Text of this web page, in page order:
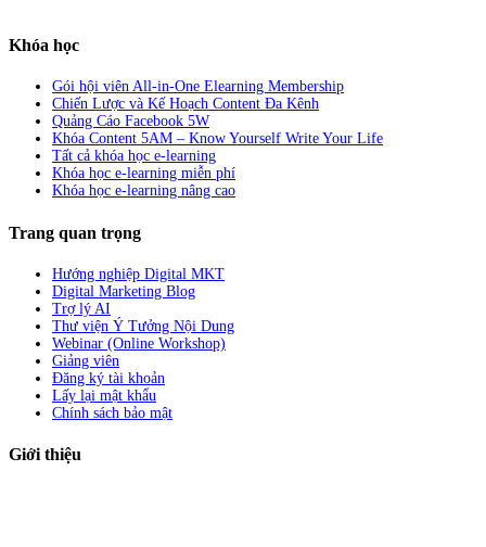
Khóa học
Gói hội viên All-in-One Elearning Membership
Chiến Lược và Kế Hoạch Content Đa Kênh
Quảng Cáo Facebook 5W
Khóa Content 5AM – Know Yourself Write Your Life
Tất cả khóa học e-learning
Khóa học e-learning miễn phí
Khóa học e-learning nâng cao
Trang quan trọng
Hướng nghiệp Digital MKT
Digital Marketing Blog
Trợ lý AI
Thư viện Ý Tưởng Nội Dung
Webinar (Online Workshop)
Giảng viên
Đăng ký tài khoản
Lấy lại mật khẩu
Chính sách bảo mật
Giới thiệu